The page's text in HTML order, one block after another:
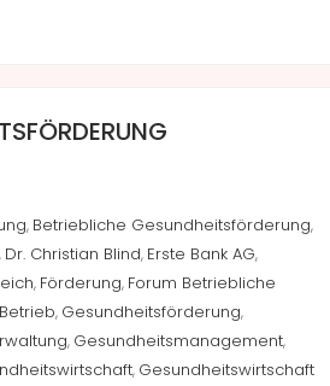
, Betriebliche Gesundheitsförderung,
, Dr. Christian Blind, Erste Bank AG,
, Förderung, Forum Betriebliche
, Gesundheitsförderung,
, Gesundheitsmanagement,
, Gesundheitswirtschaft